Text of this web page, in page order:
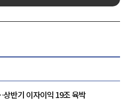
반기 이자이익 19조 육박